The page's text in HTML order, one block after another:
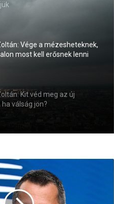
Vége a mézesheteknek,
most kell erősnek lenni
Kit véd meg az új
ha válság jön?